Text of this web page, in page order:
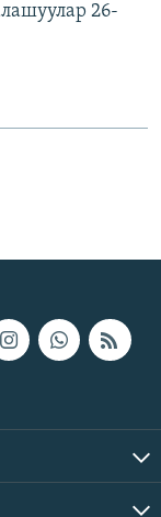
26-